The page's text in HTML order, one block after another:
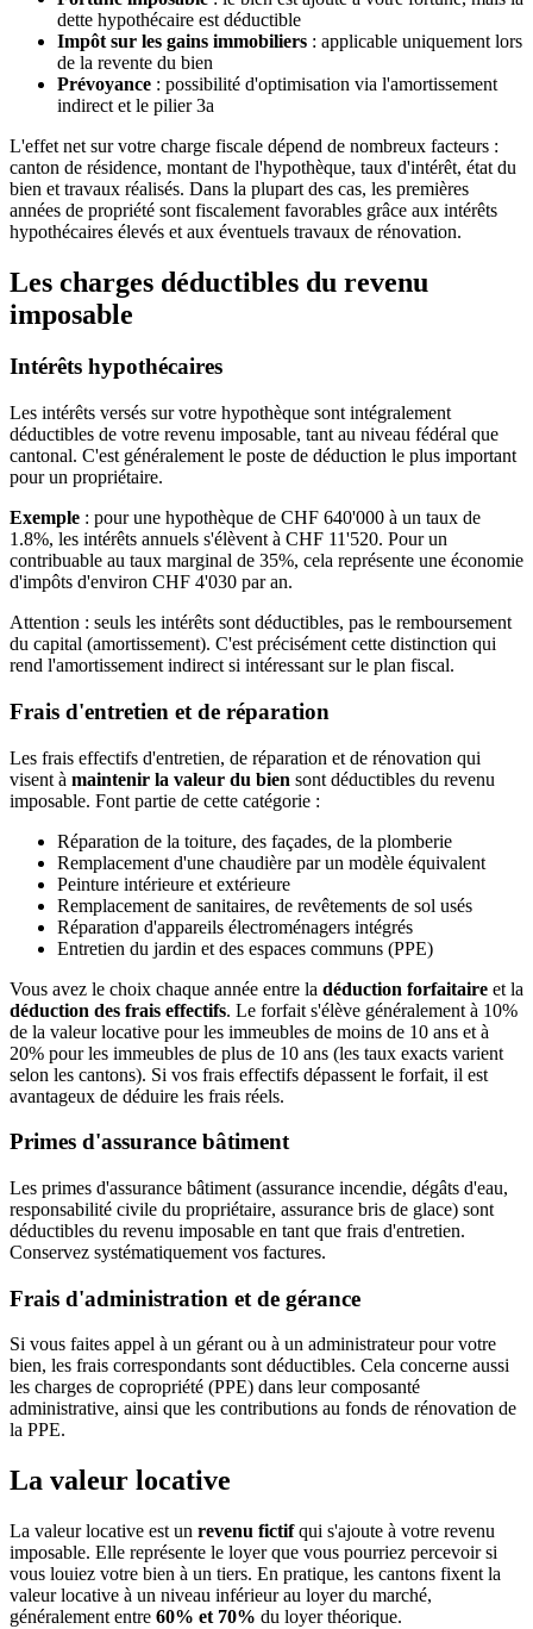
dette hypothécaire est déductible
Impôt sur les gains immobiliers : applicable uniquement lors
de la revente du bien
Prévoyance : possibilité d'optimisation via l'amortissement
indirect et le pilier 3a
L'effet net sur votre charge fiscale dépend de nombreux facteurs :
canton de résidence, montant de l'hypothèque, taux d'intérêt, état du
bien et travaux réalisés. Dans la plupart des cas, les premières
années de propriété sont fiscalement favorables grâce aux intérêts
hypothécaires élevés et aux éventuels travaux de rénovation.
Les charges déductibles du revenu
imposable
Intérêts hypothécaires
Les intérêts versés sur votre hypothèque sont intégralement
déductibles de votre revenu imposable, tant au niveau fédéral que
cantonal. C'est généralement le poste de déduction le plus important
pour un propriétaire.
Exemple : pour une hypothèque de CHF 640'000 à un taux de
1.8%, les intérêts annuels s'élèvent à CHF 11'520. Pour un
contribuable au taux marginal de 35%, cela représente une économie
d'impôts d'environ CHF 4'030 par an.
Attention : seuls les intérêts sont déductibles, pas le remboursement
du capital (amortissement). C'est précisément cette distinction qui
rend l'amortissement indirect si intéressant sur le plan fiscal.
Frais d'entretien et de réparation
Les frais effectifs d'entretien, de réparation et de rénovation qui
visent à maintenir la valeur du bien sont déductibles du revenu
imposable. Font partie de cette catégorie :
Réparation de la toiture, des façades, de la plomberie
Remplacement d'une chaudière par un modèle équivalent
Peinture intérieure et extérieure
Remplacement de sanitaires, de revêtements de sol usés
Réparation d'appareils électroménagers intégrés
Entretien du jardin et des espaces communs (PPE)
Vous avez le choix chaque année entre la déduction forfaitaire et la
déduction des frais effectifs. Le forfait s'élève généralement à 10%
de la valeur locative pour les immeubles de moins de 10 ans et à
20% pour les immeubles de plus de 10 ans (les taux exacts varient
selon les cantons). Si vos frais effectifs dépassent le forfait, il est
avantageux de déduire les frais réels.
Primes d'assurance bâtiment
Les primes d'assurance bâtiment (assurance incendie, dégâts d'eau,
responsabilité civile du propriétaire, assurance bris de glace) sont
déductibles du revenu imposable en tant que frais d'entretien.
Conservez systématiquement vos factures.
Frais d'administration et de gérance
Si vous faites appel à un gérant ou à un administrateur pour votre
bien, les frais correspondants sont déductibles. Cela concerne aussi
les charges de copropriété (PPE) dans leur composanté
administrative, ainsi que les contributions au fonds de rénovation de
la PPE.
La valeur locative
La valeur locative est un revenu fictifqui s'ajoute à votre revenu
imposable. Elle représente le loyer que vous pourriez percevoir si
vous louiez votre bien à un tiers. En pratique, les cantons fixent la
valeur locative à un niveau inférieur au loyer du marché,
généralement entre 60% et 70% du loyer théorique.